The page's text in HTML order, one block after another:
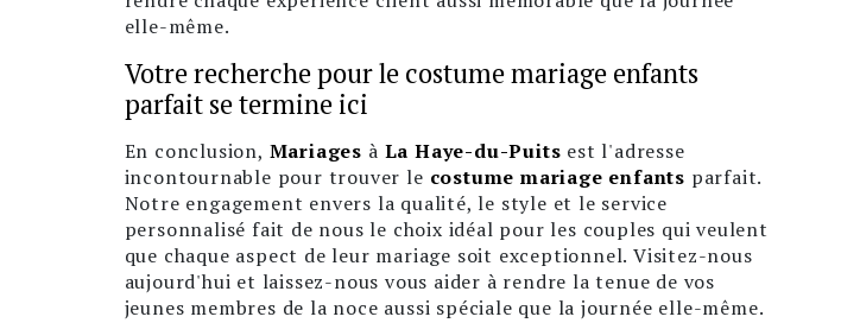
elle-même.
Votre recherche pour le costume mariage enfants
parfait se termine ici
En conclusion, Mariages à La Haye-du-Puits est l'adresse
incontournable pour trouver le costume mariage enfants parfait.
Notre engagement envers la qualité, le style et le service
personnalisé fait de nous le choix idéal pour les couples qui veulent
que chaque aspect de leur mariage soit exceptionnel. Visitez-nous
aujourd'hui et laissez-nous vous aider à rendre la tenue de vos
jeunes membres de la noce aussi spéciale que la journée elle-même.